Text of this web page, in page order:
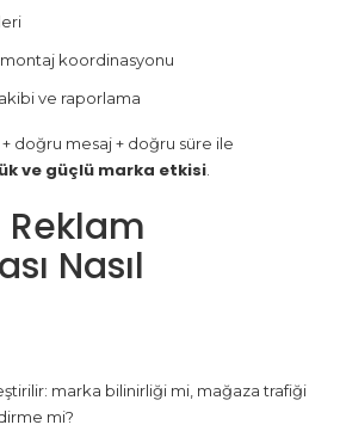
koordinasyonu
ve raporlama
doğru mesaj + doğru süre ile
ve güçlü marka etkisi
Reklam
Nasıl
marka bilinirliği mi, mağaza trafiği
mi?